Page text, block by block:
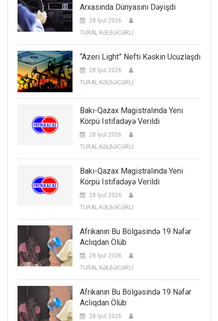
Arxasında Dünyasını Dəyişdi
28 İyul 2026
TURAL KƏLBƏCƏRLİ
“Azeri Light” Nefti Kəskin Ucuzlaşdı
28 İyul 2026
TURAL KƏLBƏCƏRLİ
Bakı-Qazax Magistralında Yeni
Körpü Istifadəyə Verildi
28 İyul 2026
TURAL KƏLBƏCƏRLİ
Bakı-Qazax Magistralında Yeni
Körpü Istifadəyə Verildi
28 İyul 2026
TURAL KƏLBƏCƏRLİ
Afrikanın Bu Bölgəsində 19 Nəfər
Aclıqdan Ölüb
28 İyul 2026
TURAL KƏLBƏCƏRLİ
Afrikanın Bu Bölgəsində 19 Nəfər
Aclıqdan Ölüb
28 İyul 2026